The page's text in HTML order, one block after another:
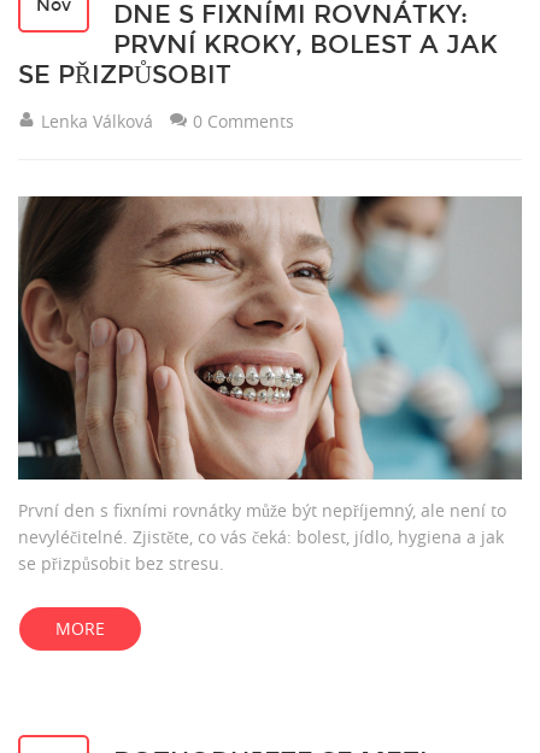
Nov
DNE S FIXNÍMI ROVNÁTKY:
PRVNÍ KROKY, BOLEST A JAK
SE PŘIZPŮSOBIT
Lenka Válková 0 Comments
První den s fixními rovnátky může být nepříjemný, ale není to
nevyléčitelné. Zjistěte, co vás čeká: bolest, jídlo, hygiena a jak
se přizpůsobit bez stresu.
MORE